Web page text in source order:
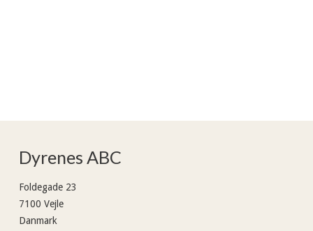
Dyrenes ABC
Foldegade 23
7100 Vejle
Danmark